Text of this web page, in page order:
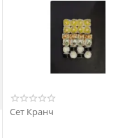
Сет Кранч